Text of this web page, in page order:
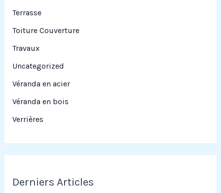
Terrasse
Toiture Couverture
Travaux
Uncategorized
Véranda en acier
Véranda en bois
Verrières
Derniers Articles